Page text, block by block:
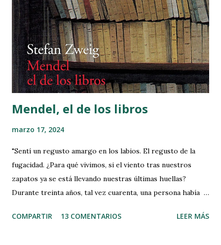
corporal hermosura me cautivó los sentidos, tus infinitas
virtudes me aprisionaron el alma, de manera que si
hermosa te quise, fea te adoro; y para confirmar esta
verdad, dame esa mano." MI LECTURA: Inspirado en un
hecho real, el saqueo de Cádiz de 1596 y adaptando la
novela b...
Mendel, el de los libros
marzo 17, 2024
"Sentí un regusto amargo en los labios. El regusto de la
fugacidad. ¿Para qué vivimos, si el viento tras nuestros
zapatos ya se está llevando nuestras últimas huellas?
Durante treinta años, tal vez cuarenta, una persona había
unos cuantos metros cuadrados, y bastaba con que pasaran
COMPARTIR 13 COMENTARIOS LEER MÁS